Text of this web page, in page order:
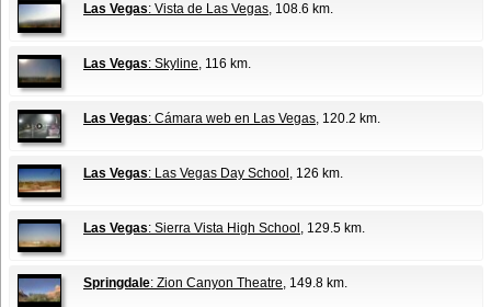
Las Vegas: Vista de Las Vegas, 108.6 km.
Las Vegas: Skyline, 116 km.
Las Vegas: Cámara web en Las Vegas, 120.2 km.
Las Vegas: Las Vegas Day School , 126 km.
Las Vegas: Sierra Vista High School , 129.5 km.
Springdale: Zion Canyon Theatre, 149.8 km.